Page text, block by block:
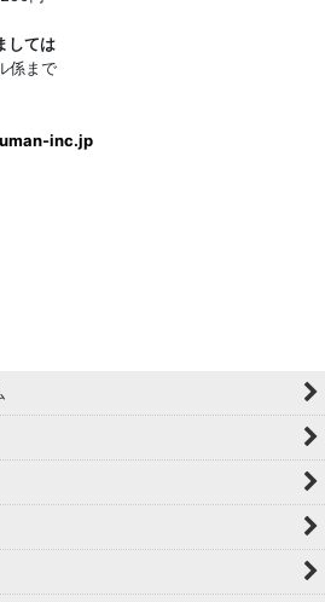
しては
係まで
inc.jp